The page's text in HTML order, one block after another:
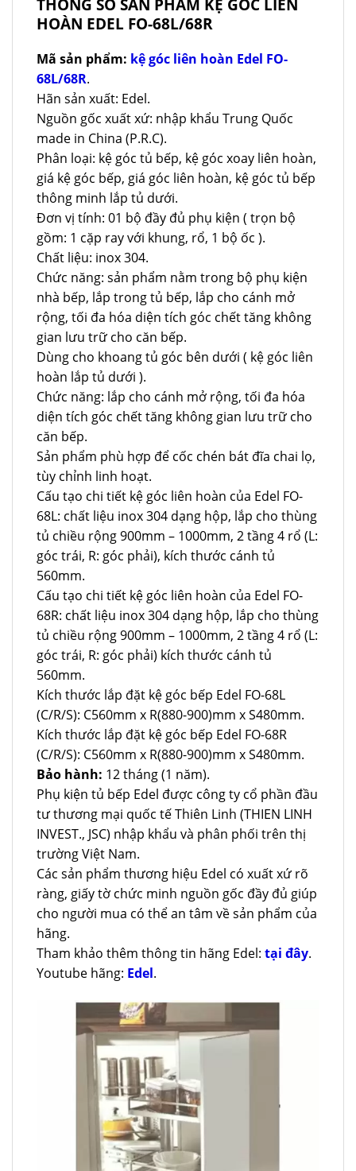
THÔNG SỐ SẢN PHẨM KỆ GÓC LIÊN
HOÀN EDEL FO-68L/68R
Mã sản phẩm: kệ góc liên hoàn Edel FO-
68L/68R.
Hãn sản xuất: Edel.
Nguồn gốc xuất xứ: nhập khẩu Trung Quốc
made in China (P.R.C).
Phân loại: kệ góc tủ bếp, kệ góc xoay liên hoàn,
giá kệ góc bếp, giá góc liên hoàn, kệ góc tủ bếp
thông minh lắp tủ dưới.
Đơn vị tính: 01 bộ đầy đủ phụ kiện ( trọn bộ
gồm: 1 cặp ray với khung, rổ, 1 bộ ốc ).
Chất liệu: inox 304.
Chức năng: sản phẩm nằm trong bộ phụ kiện
nhà bếp, lắp trong tủ bếp, lắp cho cánh mở
rộng, tối đa hóa diện tích góc chết tăng không
gian lưu trữ cho căn bếp.
Dùng cho khoang tủ góc bên dưới ( kệ góc liên
hoàn lắp tủ dưới ).
Chức năng: lắp cho cánh mở rộng, tối đa hóa
diện tích góc chết tăng không gian lưu trữ cho
căn bếp.
Sản phẩm phù hợp để cốc chén bát đĩa chai lọ,
tùy chỉnh linh hoạt.
Cấu tạo chi tiết kệ góc liên hoàn của Edel FO-
68L: chất liệu inox 304 dạng hộp, lắp cho thùng
tủ chiều rộng 900mm – 1000mm, 2 tầng 4 rổ (L:
góc trái, R: góc phải), kích thước cánh tủ
560mm.
Cấu tạo chi tiết kệ góc liên hoàn của Edel FO-
68R: chất liệu inox 304 dạng hộp, lắp cho thùng
tủ chiều rộng 900mm – 1000mm, 2 tầng 4 rổ (L:
góc trái, R: góc phải) kích thước cánh tủ
560mm.
Kích thước lắp đặt kệ góc bếp Edel FO-68L
(C/R/S): C560mm x R(880-900)mm x S480mm.
Kích thước lắp đặt kệ góc bếp Edel FO-68R
(C/R/S): C560mm x R(880-900)mm x S480mm.
Bảo hành: 12 tháng (1 năm).
Phụ kiện tủ bếp Edel được công ty cổ phần đầu
tư thương mại quốc tế Thiên Linh (THIEN LINH
INVEST., JSC) nhập khẩu và phân phối trên thị
trường Việt Nam.
Các sản phẩm thương hiệu Edel có xuất xứ rõ
ràng, giấy tờ chức minh nguồn gốc đầy đủ giúp
cho người mua có thể an tâm về sản phẩm của
hãng.
Tham khảo thêm thông tin hãng Edel: tại đây.
Youtube hãng: Edel.